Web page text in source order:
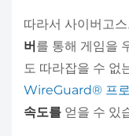
따라서 사이버고
버 를 통해 게임을
도 따라잡을 수 없
WireGuard® 프
속도를 얻을 수 있